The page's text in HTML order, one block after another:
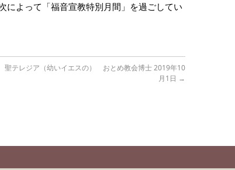
によって「福音宣教特別月間」を過ごしてい
聖テレジア（幼いイエスの） おとめ教会博士 2019年10
月1日 →